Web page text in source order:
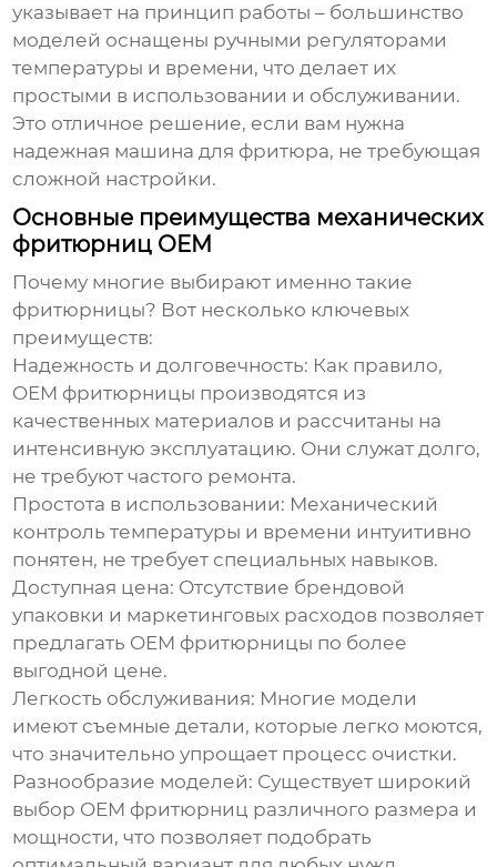
указывает на принцип работы – большинство
моделей оснащены ручными регуляторами
температуры и времени, что делает их
простыми в использовании и обслуживании.
Это отличное решение, если вам нужна
надежная машина для фритюра, не требующая
сложной настройки.
Основные преимущества механических
фритюрниц OEM
Почему многие выбирают именно такие
фритюрницы? Вот несколько ключевых
преимуществ:
Надежность и долговечность: Как правило,
OEM фритюрницы производятся из
качественных материалов и рассчитаны на
интенсивную эксплуатацию. Они служат долго,
не требуют частого ремонта.
Простота в использовании: Механический
контроль температуры и времени интуитивно
понятен, не требует специальных навыков.
Доступная цена: Отсутствие брендовой
упаковки и маркетинговых расходов позволяет
предлагать OEM фритюрницы по более
выгодной цене.
Легкость обслуживания: Многие модели
имеют съемные детали, которые легко моются,
что значительно упрощает процесс очистки.
Разнообразие моделей: Существует широкий
выбор OEM фритюрниц различного размера и
мощности, что позволяет подобрать